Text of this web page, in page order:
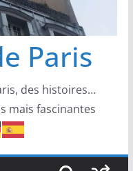
Paris
des histoires…
mais fascinantes